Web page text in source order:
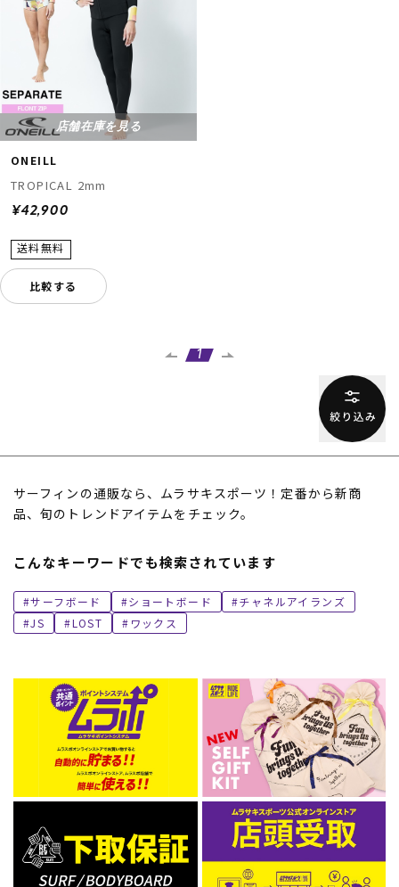
店舗在庫を見る
ONEILL
TROPICAL 2mm
¥42,900
比較する
1
サーフィンの通販なら、ムラサキスポーツ！定番から新商
品、旬のトレンドアイテムをチェック。
こんなキーワードでも検索されています
サーフボード ショートボード
チャネルアイランズ
JS
LOST ワックス